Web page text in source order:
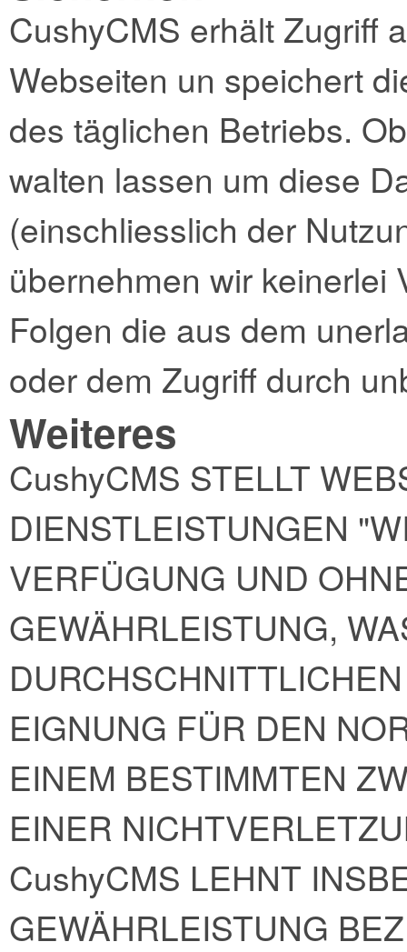
CushyCMS erhält Zugriff
Webseiten un speichert
des täglichen Betriebs.
walten lassen um diese
(einschliesslich der
übernehmen wir keinerlei
Folgen die aus dem
oder dem Zugriff durch
Weiteres
CushyCMS STELLT
DIENSTLEISTUNGEN
VERFÜGUNG UND
GEWÄHRLEISTUNG,
EIGNUNG FÜR DEN
EINEM BESTIMMTEN
EINER
CushyCMS LEHNT
GEWÄHRLEISTUNG